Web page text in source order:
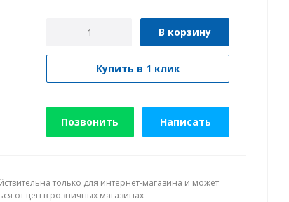
В корзину
Купить в 1 клик
Позвонить Написать
только для интернет-магазина и может
от цен в розничных магазинах